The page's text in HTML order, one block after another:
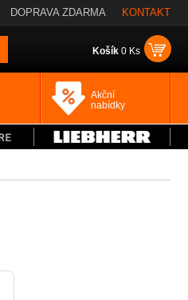
DOPRAVA ZDARMA KONTAKT
Košík0 Ks
Akční
nabídky